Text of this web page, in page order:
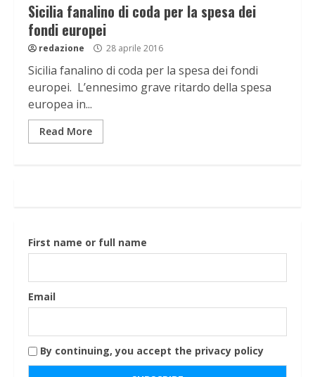
Sicilia fanalino di coda per la spesa dei
fondi europei
redazione 28 aprile 2016
Sicilia fanalino di coda per la spesa dei fondi
europei. L’ennesimo grave ritardo della spesa
europea in...
Read More
First name or full name
Email
By continuing, you accept the privacy policy